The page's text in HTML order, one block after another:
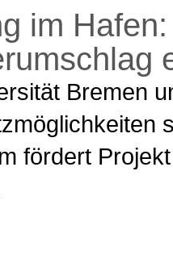
im
Bremen
fördert